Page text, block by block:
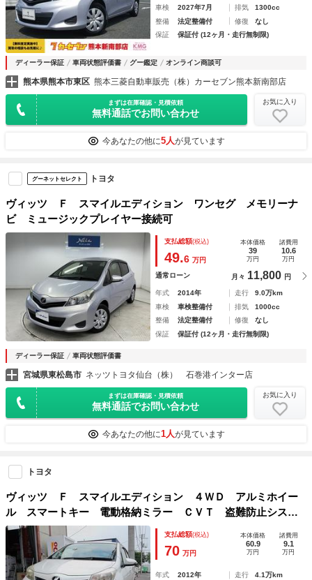
車検
2027年7月 排気
1300cc
整備
法定整備付 修復
なし
保証
保証付 (12ヶ月・走行無制限)
ディーラー保証 車両状態評価書 グー鑑定 オンライン商談可
熊本県熊本市東区 熊本三菱自動車販売（株）カーセブン熊本新南部店
まずは在庫確認・見積依頼
無料通話でお問い合わせ
お気に入り
今あなたの他に5人が見ています
グーネットセレクト トヨタ
ヴィッツ Ｆ スマイルエディション ワンセグ メモリーナ
ビ ミュージックプレイヤー接続可
支払総額(税込)
49.6 万円
本体価格
39
万円
諸費用
10.6
万円
通常ローン 月々 11,800 円
年式 2014年 走行
9.0万km
車検
車検整備付 排気
1000cc
整備
法定整備付 修復
なし
保証
保証付 (12ヶ月・走行無制限)
ディーラー保証 車両状態評価書
宮城県東松島市 ネッツトヨタ仙台（株） 石巻港インター店
まずは在庫確認・見積依頼
無料通話でお問い合わせ
お気に入り
今あなたの他に1人が見ています
トヨタ
ヴィッツ Ｆ スマイルエディション ４ＷＤ アルミホイー
ル スマートキー 電動格納ミラー ＣＶＴ 盗難防止システ
ム 衝突安全ボディ 記録簿 ＡＢＳ ＣＤ ミュージックプ
レイヤー接続可 エアコン パワーステアリング パワーウィ
ンドウ
支払総額(税込)
70 万円
本体価格
60.9
万円
諸費用
9.1
万円
年式 2012年 走行
4.1万km